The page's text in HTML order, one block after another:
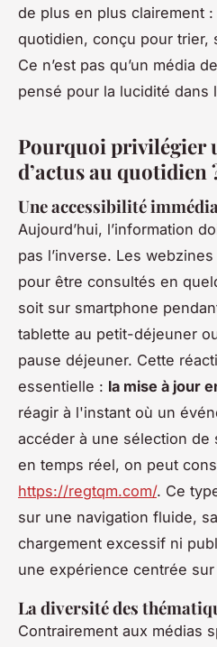
de plus en plus clairement :
quotidien, conçu pour trier,
Ce n’est pas qu’un média
pensé pour la lucidité dans
Pourquoi privilégier
d’actus au quotidien
Une accessibilité
Aujourd’hui, l’information
pas l’inverse. Les
pour être consultés en
soit sur smartphone
tablette au petit-déjeuner
pause déjeuner. Cette
essentielle : la mise à jour
réagir à l'instant où un
accéder à une sélection de
en temps réel, on peut
https://regtqm.com/. Ce
sur une navigation fluide,
chargement excessif ni
une expérience centrée
La diversité des
Contrairement aux médias